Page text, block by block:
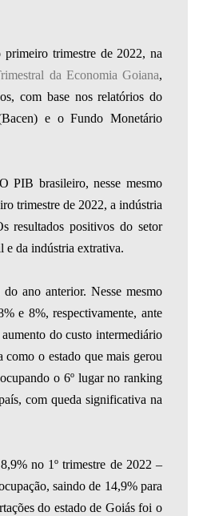
trimestre de 2022, na
da Economia Goiana,
com base nos relatórios do
e o Fundo Monetário
PIB brasileiro, nesse mesmo
trimestre de 2022, a indústria
resultados positivos do setor
e da indústria extrativa.
ano anterior. Nesse mesmo
e 8%, respectivamente, ante
do custo intermediário
como o estado que mais gerou
o 6º lugar no ranking
com queda significativa na
no 1º trimestre de 2022 –
saindo de 14,9% para
do estado de Goiás foi o